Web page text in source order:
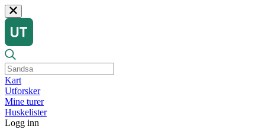
Kart
Utforsker
Mine turer
Huskelister
Logg inn